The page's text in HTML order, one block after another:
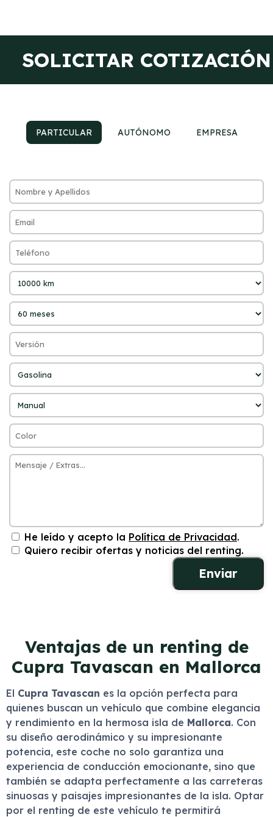
SOLICITAR COTIZACIÓN
PARTICULAR AUTÓNOMO EMPRESA
He leído y acepto la Política de Privacidad.
Quiero recibir ofertas y noticias del renting.
Ventajas de un renting de
Cupra Tavascan en Mallorca
El Cupra Tavascan es la opción perfecta para
quienes buscan un vehículo que combine elegancia
y rendimiento en la hermosa isla de Mallorca. Con
su diseño aerodinámico y su impresionante
potencia, este coche no solo garantiza una
experiencia de conducción emocionante, sino que
también se adapta perfectamente a las carreteras
sinuosas y paisajes impresionantes de la isla. Optar
por el renting de este vehículo te permitirá